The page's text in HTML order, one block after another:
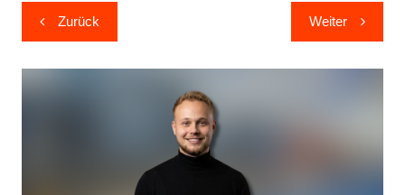
Beitragsnavigation
Zurück Weiter